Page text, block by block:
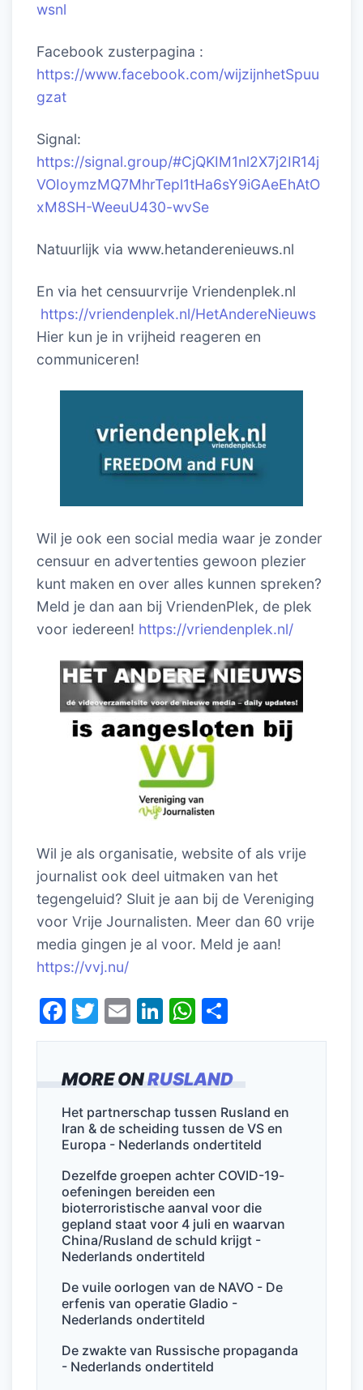
MORE ONRUSLAND
Het partnerschap tussen Rusland en
Iran & de scheiding tussen de VS en
Europa - Nederlands ondertiteld
Dezelfde groepen achter COVID-19-
oefeningen bereiden een
bioterroristische aanval voor die
gepland staat voor 4 juli en waarvan
China/Rusland de schuld krijgt -
Nederlands ondertiteld
De vuile oorlogen van de NAVO - De
erfenis van operatie Gladio -
Nederlands ondertiteld
De zwakte van Russische propaganda
- Nederlands ondertiteld
wsnl
Facebook zusterpagina :
https://www.facebook.com/wijzijnhetSpuu
gzat
Signal:
https://signal.group/#CjQKIM1nl2X7j2IR14j
VOIoymzMQ7MhrTepl1tHa6sY9iGAeEhAtO
xM8SH-WeeuU430-wvSe
Natuurlijk via www.hetanderenieuws.nl
En via het censuurvrije Vriendenplek.nl
https://vriendenplek.nl/HetAndereNieuws
Hier kun je in vrijheid reageren en
communiceren!
Wil je ook een social media waar je zonder
censuur en advertenties gewoon plezier
kunt maken en over alles kunnen spreken?
Meld je dan aan bij VriendenPlek, de plek
voor iedereen! https://vriendenplek.nl/
Wil je als organisatie, website of als vrije
journalist ook deel uitmaken van het
tegengeluid? Sluit je aan bij de Vereniging
voor Vrije Journalisten. Meer dan 60 vrije
media gingen je al voor. Meld je aan!
https://vvj.nu/
F
a
e
b
o
o
k
T
w
er
E
m
l
Li
n
e
dI
n
W
h
s
A
p
p
el
n